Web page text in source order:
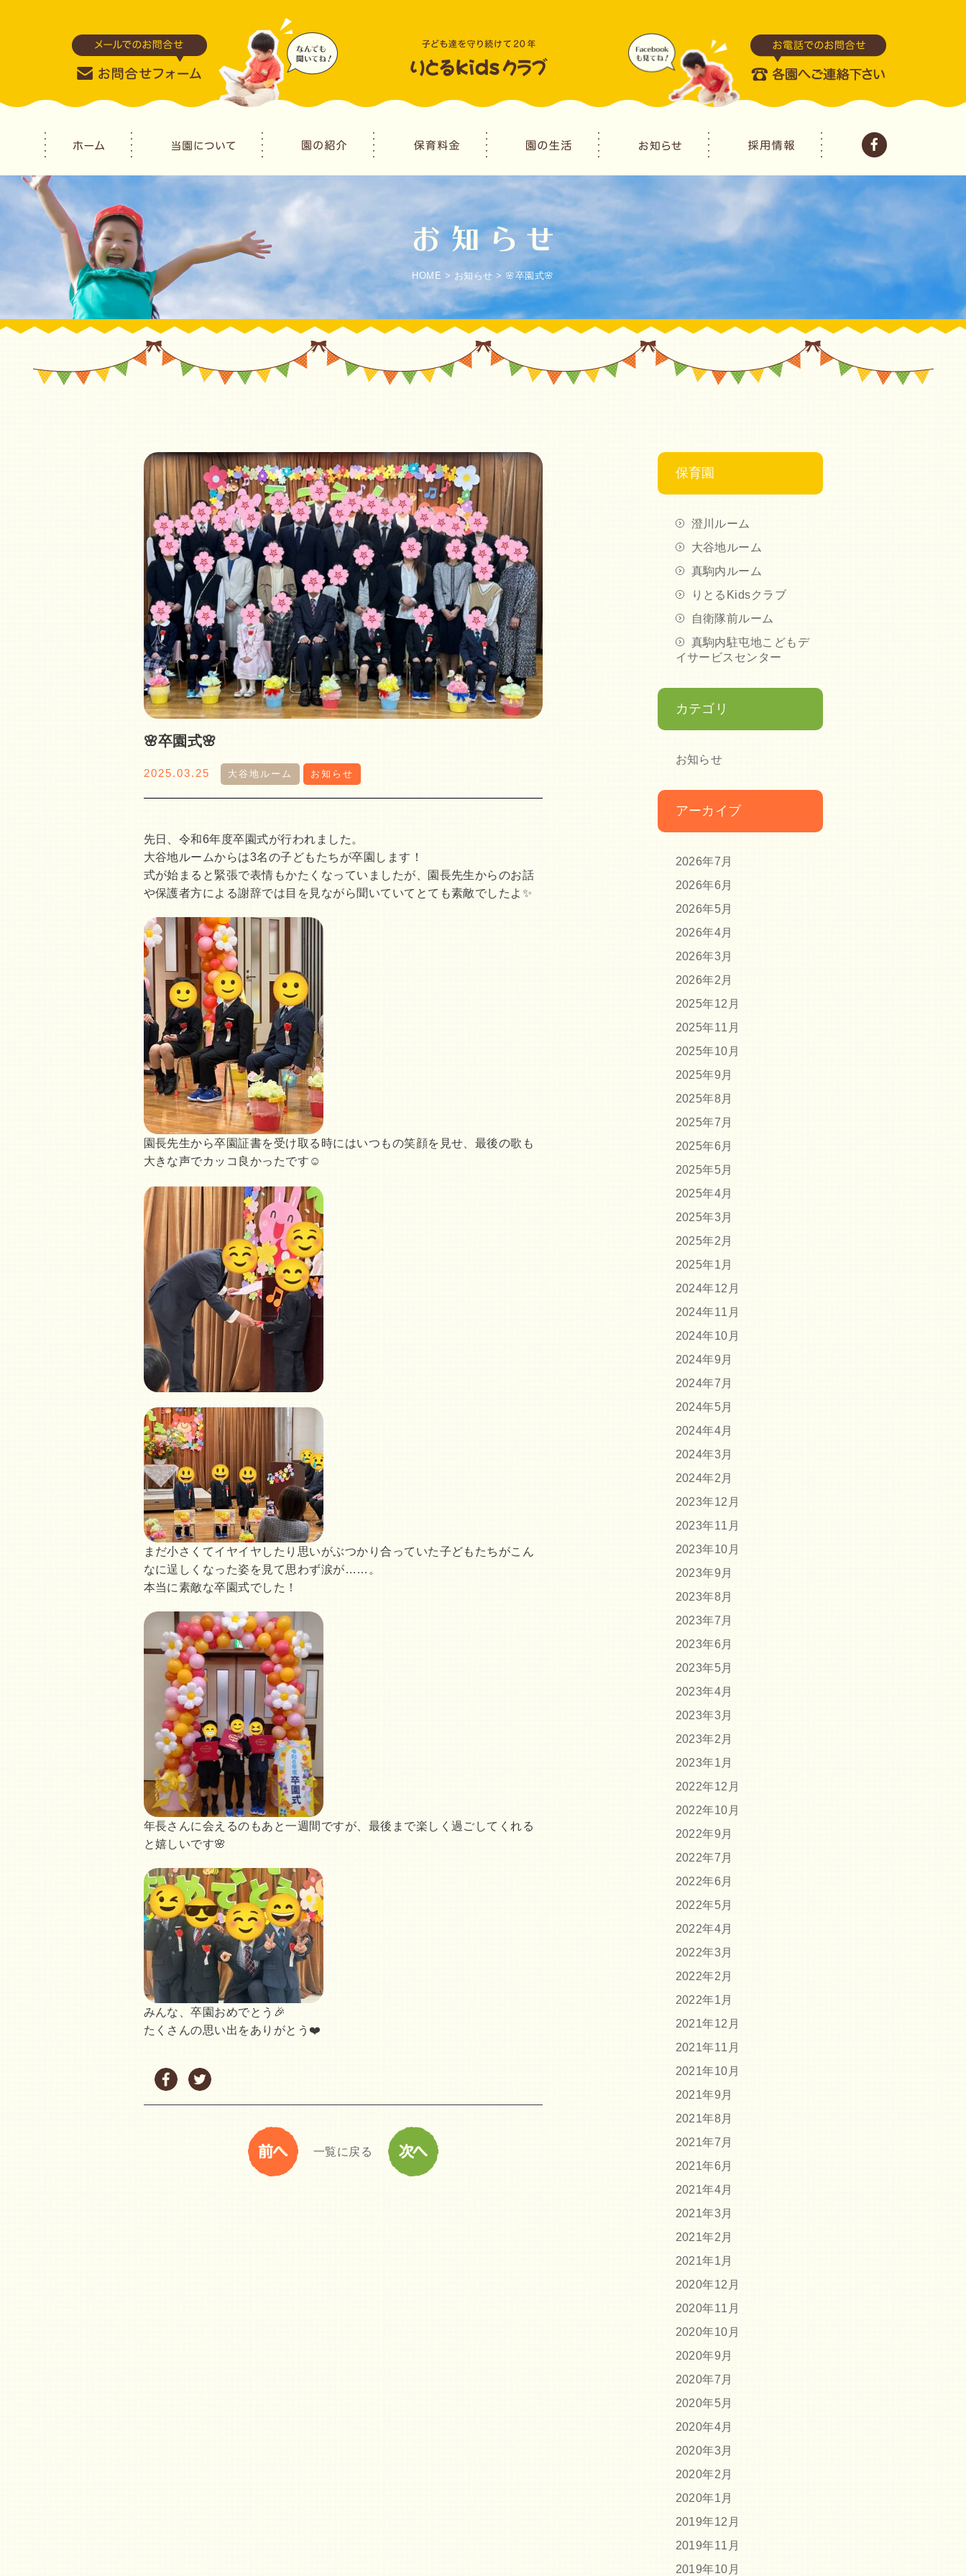
HOME > お知らせ >🌸卒園式🌸
🌸卒園式🌸
2025.03.25 大谷地ルーム お知らせ
先日、令和6年度卒園式が行われました。
大谷地ルームからは3名の子どもたちが卒園します！
式が始まると緊張で表情もかたくなっていましたが、園長先生からのお話
や保護者方による謝辞では目を見ながら聞いていてとても素敵でしたよ✨
園長先生から卒園証書を受け取る時にはいつもの笑顔を見せ、最後の歌も
大きな声でカッコ良かったです☺️
まだ小さくてイヤイヤしたり思いがぶつかり合っていた子どもたちがこん
なに逞しくなった姿を見て思わず涙が……。
本当に素敵な卒園式でした！
年長さんに会えるのもあと一週間ですが、最後まで楽しく過ごしてくれる
と嬉しいです🌸
みんな、卒園おめでとう🎉
たくさんの思い出をありがとう❤️
一覧に戻る
保育園
澄川ルーム
大谷地ルーム
真駒内ルーム
りとるKidsクラブ
自衛隊前ルーム
真駒内駐屯地こどもデ
イサービスセンター
カテゴリ
お知らせ
アーカイブ
2026年7月
2026年6月
2026年5月
2026年4月
2026年3月
2026年2月
2025年12月
2025年11月
2025年10月
2025年9月
2025年8月
2025年7月
2025年6月
2025年5月
2025年4月
2025年3月
2025年2月
2025年1月
2024年12月
2024年11月
2024年10月
2024年9月
2024年7月
2024年5月
2024年4月
2024年3月
2024年2月
2023年12月
2023年11月
2023年10月
2023年9月
2023年8月
2023年7月
2023年6月
2023年5月
2023年4月
2023年3月
2023年2月
2023年1月
2022年12月
2022年10月
2022年9月
2022年7月
2022年6月
2022年5月
2022年4月
2022年3月
2022年2月
2022年1月
2021年12月
2021年11月
2021年10月
2021年9月
2021年8月
2021年7月
2021年6月
2021年4月
2021年3月
2021年2月
2021年1月
2020年12月
2020年11月
2020年10月
2020年9月
2020年7月
2020年5月
2020年4月
2020年3月
2020年2月
2020年1月
2019年12月
2019年11月
2019年10月